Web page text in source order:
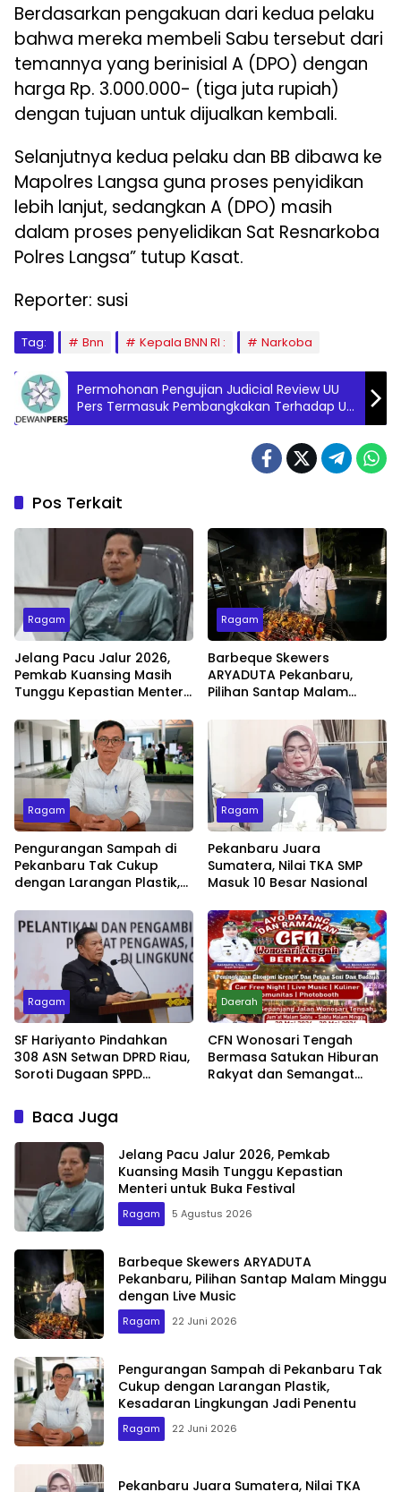
Berdasarkan pengakuan dari kedua pelaku
bahwa mereka membeli Sabu tersebut dari
temannya yang berinisial A (DPO) dengan
harga Rp. 3.000.000- (tiga juta rupiah)
dengan tujuan untuk dijualkan kembali.
Selanjutnya kedua pelaku dan BB dibawa ke
Mapolres Langsa guna proses penyidikan
lebih lanjut, sedangkan A (DPO) masih
dalam proses penyelidikan Sat Resnarkoba
Polres Langsa” tutup Kasat.
Reporter: susi
Tag: Bnn Kepala BNN RI : Narkoba
Permohonan Pengujian Judicial Review UU
Pers Termasuk Pembangkakan Terhadap UU
Pers
Pos Terkait
Ragam
Jelang Pacu Jalur 2026,
Pemkab Kuansing Masih
Tunggu Kepastian Menteri
Ragam
Barbeque Skewers
ARYADUTA Pekanbaru,
Pilihan Santap Malam
Ragam
Pengurangan Sampah di
Pekanbaru Tak Cukup
dengan Larangan Plastik,
Jadi Penentu
Ragam
Pekanbaru Juara
Sumatera, Nilai TKA SMP
Masuk 10 Besar Nasional
Ragam
SF Hariyanto Pindahkan
308 ASN Setwan DPRD Riau,
Soroti Dugaan SPPD
Daerah
CFN Wonosari Tengah
Bermasa Satukan Hiburan
Rakyat dan Semangat
Baca Juga
Jelang Pacu Jalur 2026, Pemkab
Kuansing Masih Tunggu Kepastian
Menteri untuk Buka Festival
Ragam 5 Agustus 2026
Barbeque Skewers ARYADUTA
Pekanbaru, Pilihan Santap Malam Minggu
dengan Live Music
Ragam 22 Juni 2026
Pengurangan Sampah di Pekanbaru Tak
Cukup dengan Larangan Plastik,
Kesadaran Lingkungan Jadi Penentu
Ragam 22 Juni 2026
Pekanbaru Juara Sumatera, Nilai TKA